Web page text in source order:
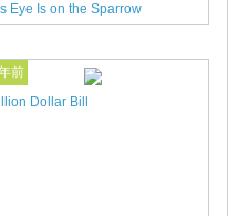
Eye Is on the Sparrow
前
Dollar Bill